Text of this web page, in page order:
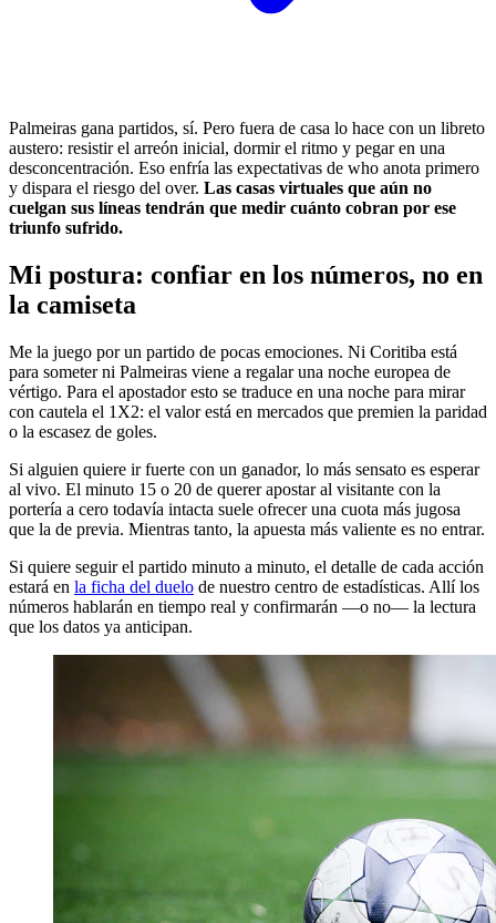
Palmeiras gana partidos, sí. Pero fuera de casa lo hace con un libreto
austero: resistir el arreón inicial, dormir el ritmo y pegar en una
desconcentración. Eso enfría las expectativas de who anota primero
y dispara el riesgo del over. Las casas virtuales que aún no
cuelgan sus líneas tendrán que medir cuánto cobran por ese
triunfo sufrido.
Mi postura: confiar en los números, no en
la camiseta
Me la juego por un partido de pocas emociones. Ni Coritiba está
para someter ni Palmeiras viene a regalar una noche europea de
vértigo. Para el apostador esto se traduce en una noche para mirar
con cautela el 1X2: el valor está en mercados que premien la paridad
o la escasez de goles.
Si alguien quiere ir fuerte con un ganador, lo más sensato es esperar
al vivo. El minuto 15 o 20 de querer apostar al visitante con la
portería a cero todavía intacta suele ofrecer una cuota más jugosa
que la de previa. Mientras tanto, la apuesta más valiente es no entrar.
Si quiere seguir el partido minuto a minuto, el detalle de cada acción
estará en la ficha del duelo de nuestro centro de estadísticas. Allí los
números hablarán en tiempo real y confirmarán —o no— la lectura
que los datos ya anticipan.